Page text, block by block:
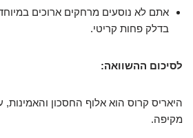
אתם לא נוסעים מרחקים ארוכים במיוחד,
בדלק פחות קריטי.
לסיכום ההשוואה:
היאריס קרוס הוא אלוף החסכון
מקיפה.